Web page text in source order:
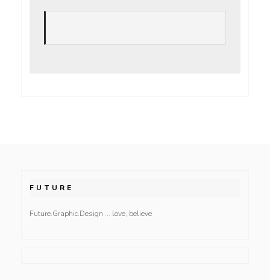
FUTURE
Future.Graphic.Design … love, believe